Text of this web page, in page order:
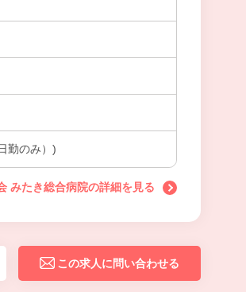
勤のみ）)
みたき総合病院の詳細を見る
この求人に問い合わせる